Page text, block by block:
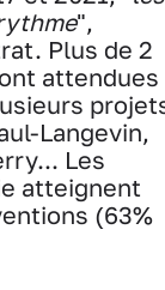
",
Plus de 2
attendues
Langevin,
Les
atteignent
(63%